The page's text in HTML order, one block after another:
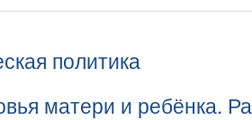
политика
матери и ребёнка.